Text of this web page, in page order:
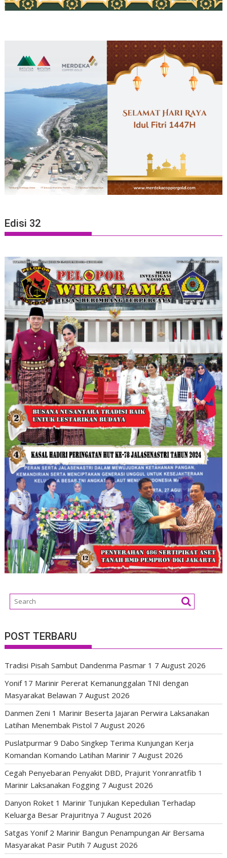
Edisi 32
POST TERBARU
Tradisi Pisah Sambut Dandenma Pasmar 1 7 August 2026
Yonif 17 Marinir Pererat Kemanunggalan TNI dengan
Masyarakat Belawan 7 August 2026
Danmen Zeni 1 Marinir Beserta Jajaran Perwira Laksanakan
Latihan Menembak Pistol 7 August 2026
Puslatpurmar 9 Dabo Singkep Terima Kunjungan Kerja
Komandan Komando Latihan Marinir 7 August 2026
Cegah Penyebaran Penyakit DBD, Prajurit Yonranratfib 1
Marinir Laksanakan Fogging 7 August 2026
Danyon Roket 1 Marinir Tunjukan Kepedulian Terhadap
Keluarga Besar Prajuritnya 7 August 2026
Satgas Yonif 2 Marinir Bangun Penampungan Air Bersama
Masyarakat Pasir Putih 7 August 2026